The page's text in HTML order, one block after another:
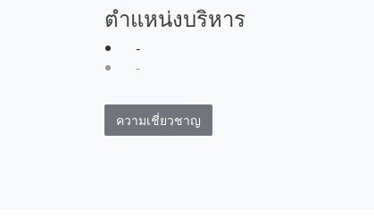
ตำแหน่งบริหาร
-
-
ความเชี่ยวชาญ